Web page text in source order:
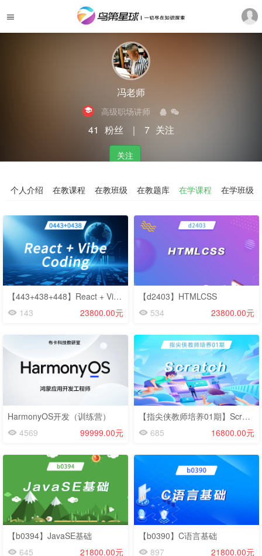
冯老师
高级职场讲师
41 粉丝 ｜ 7 关注
关注
个人介绍 在教课程 在教班级 在教题库 在学课程 在学班级
【443+438+448】React + Vibe Coding
143
23800.00元
【d2403】HTMLCSS
534
23800.00元
HarmonyOS开发（训练营）
4569
99999.00元
【指尖侠教师培养01期】Scratch
685
16800.00元
【b0394】JavaSE基础
645
21800.00元
【b0390】C语言基础
897
21800.00元